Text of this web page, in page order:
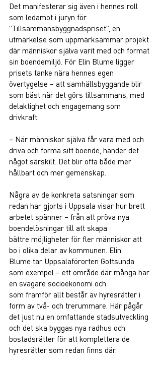
Det manifesterar sig även i hennes roll
som ledamot i juryn för
”Tillsammansbyggnadspriset”, en
utmärkelse som uppmärksammar projekt
där människor själva varit med och format
sin boendemiljö. För Elin Blume ligger
prisets tanke nära hennes egen
övertygelse – att samhällsbyggande blir
som bäst när det görs tillsammans, med
delaktighet och engagemang som
drivkraft.
– När människor själva får vara med och
driva och forma sitt boende, händer det
något särskilt. Det blir ofta både mer
hållbart och mer gemenskap.
Några av de konkreta satsningar som
redan har gjorts i Uppsala visar hur brett
arbetet spänner – från att pröva nya
boendelösningar till att skapa
bättre möjligheter för fler människor att
bo i olika delar av kommunen. Elin
Blume tar Uppsalaförorten Gottsunda
som exempel – ett område där många har
en svagare socioekonomi och
som framför allt består av hyresrätter i
form av två- och trerummare. Här pågår
det just nu en omfattande stadsutveckling
och det ska byggas nya radhus och
bostadsrätter för att komplettera de
hyresrätter som redan finns där.